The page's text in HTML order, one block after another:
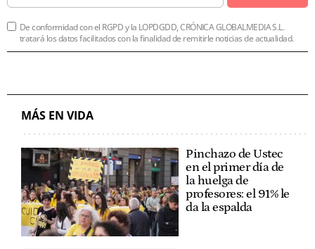
De conformidad con el RGPD y la LOPDGDD, CRÓNICA GLOBALMEDIA S.L.
tratará los datos facilitados con la finalidad de remitirle noticias de actualidad.
MÁS EN VIDA
Pinchazo de Ustec
en el primer día de
la huelga de
profesores: el 91% le
da la espalda